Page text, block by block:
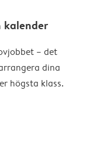
kalender
– det
dina
högsta klass.